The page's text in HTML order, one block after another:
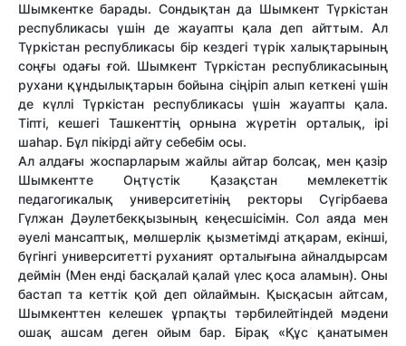
Шымкентке барады. Сондықтан да Шымкент Түркістан
республикасы үшін де жауапты қала деп айттым. Ал
Түркістан республикасы бір кездегі түрік халықтарының
соңғы одағы ғой. Шымкент Түркістан республикасының
рухани құндылықтарын бойына сіңіріп алып кеткені үшін
де күллі Түркістан республикасы үшін жауапты қала.
Тіпті, кешегі Ташкенттің орнына жүретін орталық, ірі
шаһар. Бұл пікірді айту себебім осы.
Ал алдағы жоспарларым жайлы айтар болсақ, мен қазір
Шымкентте Оңтүстік Қазақстан мемлекеттік
педагогикалық университетінің ректоры Сүгірбаева
Гүлжан Дәулетбекқызының кеңесшісімін. Сол аяда мен
әуелі мансаптық, мөлшерлік қызметімді атқарам, екінші,
бүгінгі университетті руханият орталығына айналдырсам
деймін (Мен енді басқалай қалай үлес қоса аламын). Оны
бастап та кеттік қой деп ойлаймын. Қысқасын айтсам,
Шымкенттен келешек ұрпақты тәрбилейтіндей мәдени
ошақ ашсам деген ойым бар. Бірақ «Құс қанатымен